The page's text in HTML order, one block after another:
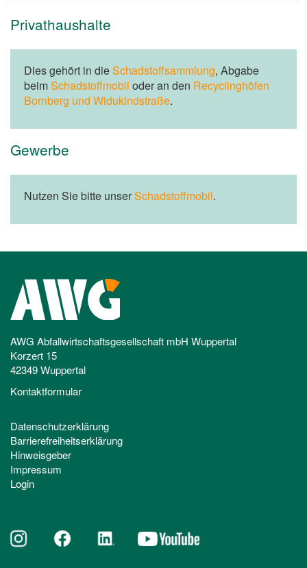
Privathaushalte
Dies gehört in dieSchadstoffsammlung, Abgabe
beimSchadstoffmobil oder an den Recyclinghöfen
Bornberg und Widukindstraße.
Gewerbe
Nutzen Sie bitte unserSchadstoffmobil.
AWG Abfallwirtschaftsgesellschaft mbH Wuppertal
Korzert 15
42349 Wuppertal
Kontaktformular
Datenschutzerklärung
Barrierefreiheitserklärung
Hinweisgeber
Impressum
Login